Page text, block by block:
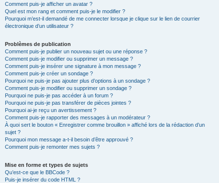
Comment puis-je afficher un avatar ?
Quel est mon rang et comment puis-je le modifier ?
Pourquoi m’est-il demandé de me connecter lorsque je clique sur le lien de courrier
électronique d’un utilisateur ?
Problèmes de publication
Comment puis-je publier un nouveau sujet ou une réponse ?
Comment puis-je modifier ou supprimer un message ?
Comment puis-je insérer une signature à mon message ?
Comment puis-je créer un sondage ?
Pourquoi ne puis-je pas ajouter plus d’options à un sondage ?
Comment puis-je modifier ou supprimer un sondage ?
Pourquoi ne puis-je pas accéder à un forum ?
Pourquoi ne puis-je pas transférer de pièces jointes ?
Pourquoi ai-je reçu un avertissement ?
Comment puis-je rapporter des messages à un modérateur ?
À quoi sert le bouton « Enregistrer comme brouillon » affiché lors de la rédaction d’un
sujet ?
Pourquoi mon message a-t-il besoin d’être approuvé ?
Comment puis-je remonter mes sujets ?
Mise en forme et types de sujets
Qu’est-ce que le BBCode ?
Puis-je insérer du code HTML ?